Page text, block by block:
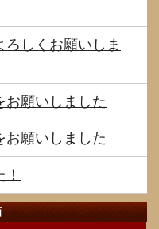
ろしくお願いしま
お願いしました
お願いしました